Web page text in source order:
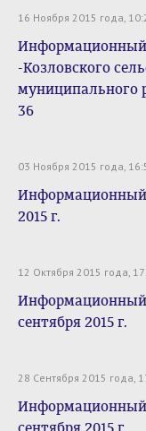
16 Ноября 2015 года,
-Козловского
муниципального
36
03 Ноября 2015 года,
Информационный
2015 г.
12 Октября 2015 года,
сентября 2015 г.
28 Сентября 2015 года,